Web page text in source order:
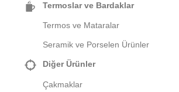
Termoslar ve Bardaklar
Termos ve Mataralar
Seramik ve Porselen Ürünler
Diğer Ürünler
Çakmaklar